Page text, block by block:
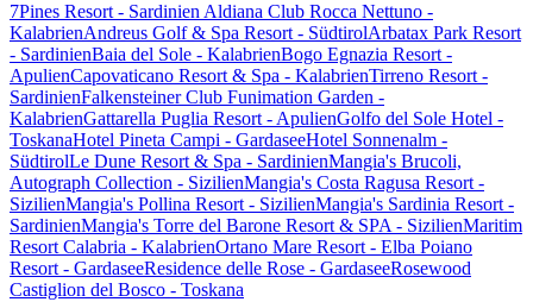
7Pines Resort - Sardinien Aldiana Club Rocca Nettuno -
KalabrienAndreus Golf & Spa Resort - SüdtirolArbatax Park Resort
- SardinienBaia del Sole - KalabrienBogo Egnazia Resort -
ApulienCapovaticano Resort & Spa - KalabrienTirreno Resort -
SardinienFalkensteiner Club Funimation Garden -
KalabrienGattarella Puglia Resort - ApulienGolfo del Sole Hotel -
ToskanaHotel Pineta Campi - GardaseeHotel Sonnenalm -
SüdtirolLe Dune Resort & Spa - SardinienMangia's Brucoli,
Autograph Collection - SizilienMangia's Costa Ragusa Resort -
SizilienMangia's Pollina Resort - SizilienMangia's Sardinia Resort -
SardinienMangia's Torre del Barone Resort & SPA - SizilienMaritim
Resort Calabria - KalabrienOrtano Mare Resort - Elba Poiano
Resort - GardaseeResidence delle Rose - GardaseeRosewood
Castiglion del Bosco - Toskana